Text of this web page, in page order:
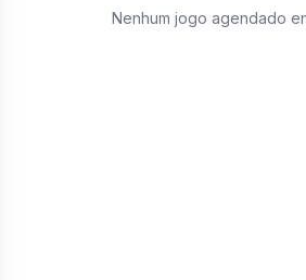
Nenhum jogo agendado